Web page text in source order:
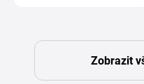
Zobrazit